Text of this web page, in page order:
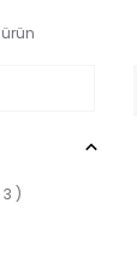
ürün
3 )